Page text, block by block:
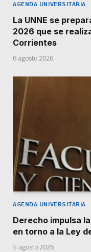
AGENDA UNIVERSITARIA
La UNNE se
2026 que se
Corrientes
6 agosto 2026
AGENDA UNIVERSITARIA
Derecho impulsa
en torno a la Ley
5 agosto 2026